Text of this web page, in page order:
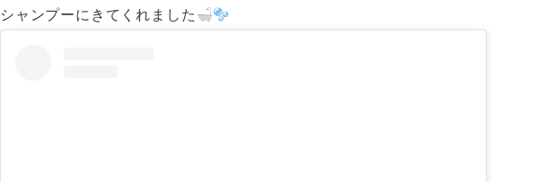
シャンプーにきてくれました